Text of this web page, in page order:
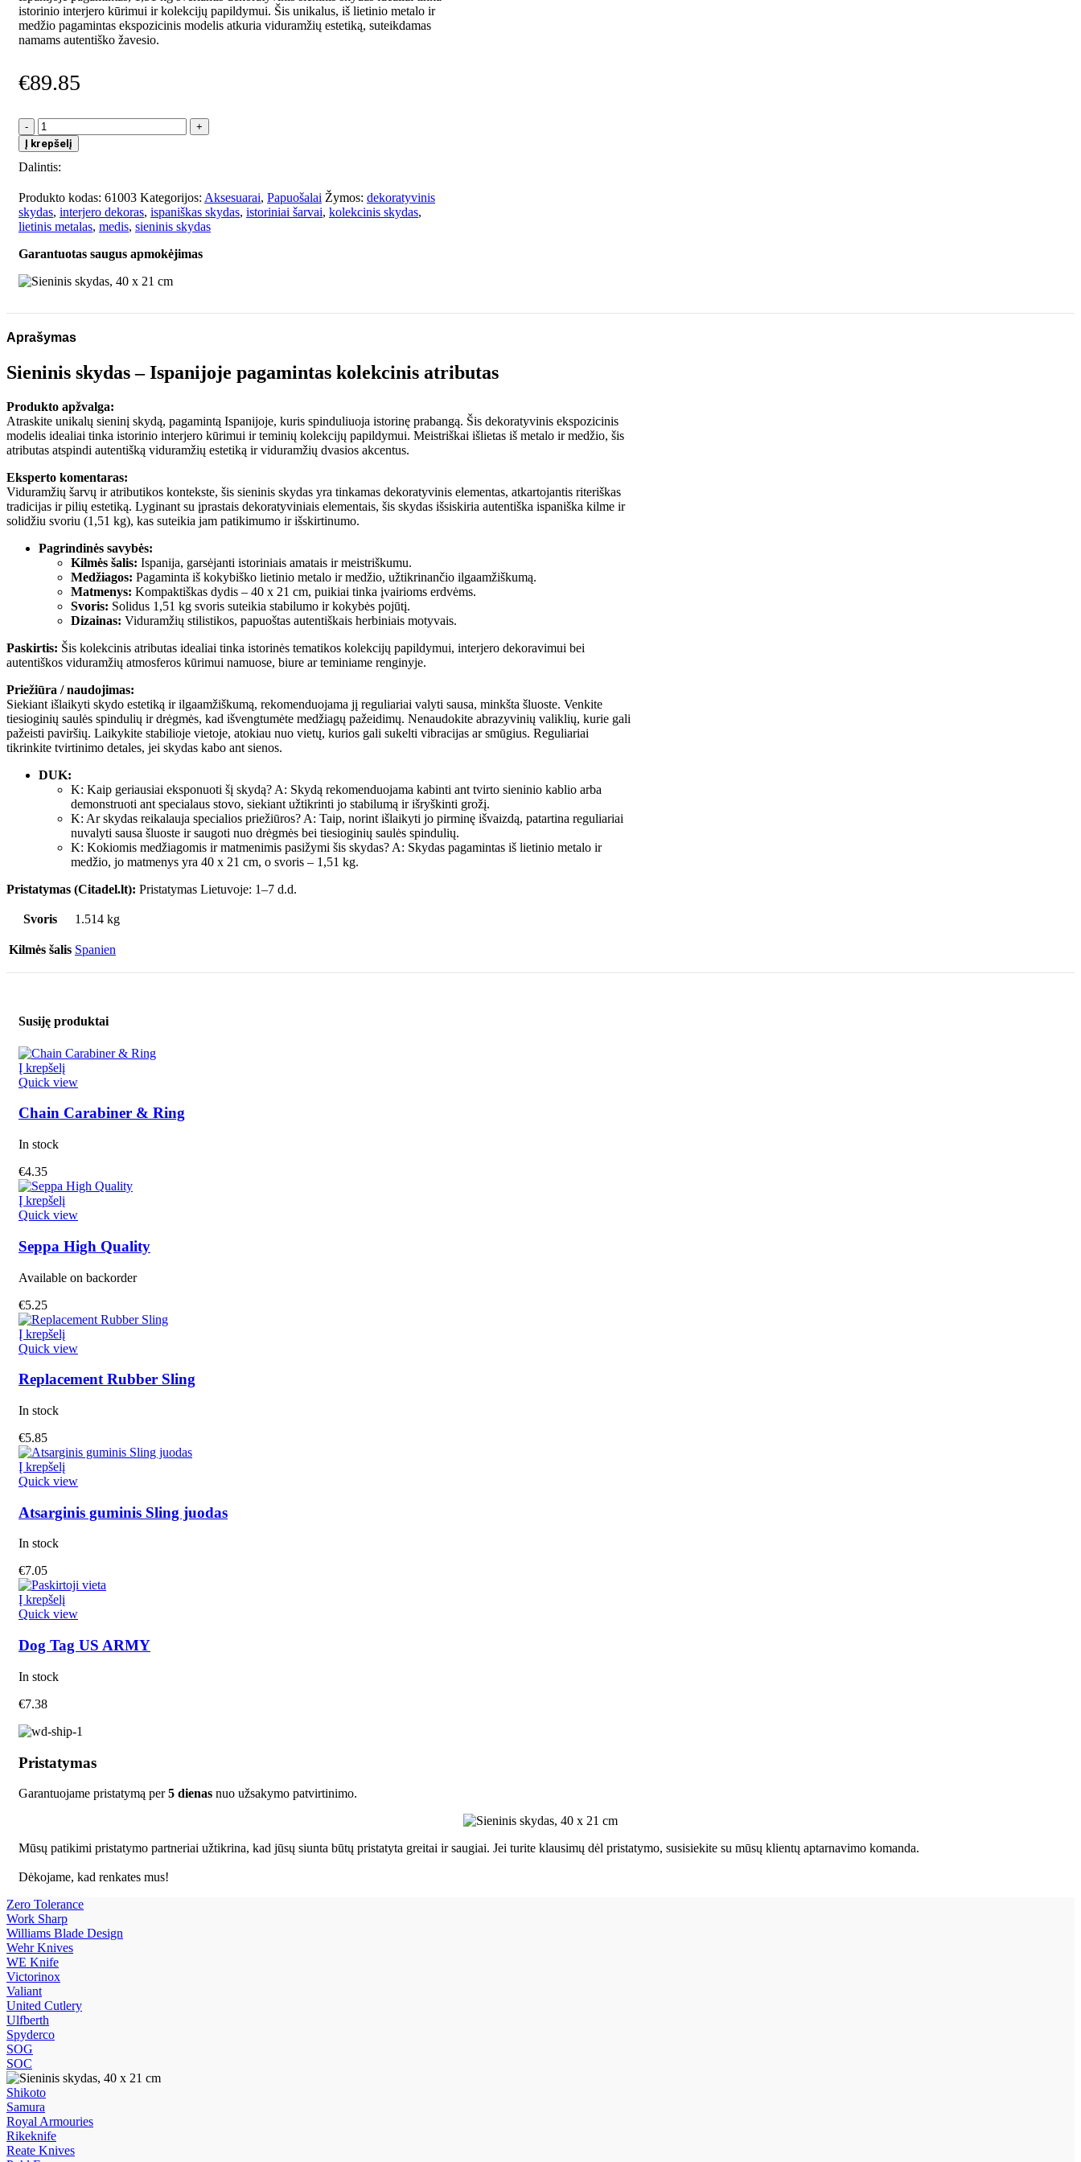
istorinio interjero kūrimui ir kolekcijų papildymui. Šis unikalus, iš lietinio metalo ir
medžio pagamintas ekspozicinis modelis atkuria viduramžių estetiką, suteikdamas
namams autentiško žavesio.
€89.85
produkto
kiekis:
Sieninis
skydas,
x
21
cm
Į krepšelį
Dalintis:
Produkto kodas: 61003 Kategorijos: Aksesuarai, Papuošalai Žymos: dekoratyvinis
skydas, interjero dekoras, ispaniškas skydas, istoriniai šarvai, kolekcinis skydas,
lietinis metalas, medis, sieninis skydas
Garantuotas saugus apmokėjimas
Aprašymas
Sieninis skydas – Ispanijoje pagamintas kolekcinis atributas
Produkto apžvalga:
Atraskite unikalų sieninį skydą, pagamintą Ispanijoje, kuris spinduliuoja istorinę prabangą. Šis dekoratyvinis ekspozicinis
modelis idealiai tinka istorinio interjero kūrimui ir teminių kolekcijų papildymui. Meistriškai išlietas iš metalo ir medžio, šis
atributas atspindi autentišką viduramžių estetiką ir viduramžių dvasios akcentus.
Eksperto komentaras:
Viduramžių šarvų ir atributikos kontekste, šis sieninis skydas yra tinkamas dekoratyvinis elementas, atkartojantis riteriškas
tradicijas ir pilių estetiką. Lyginant su įprastais dekoratyviniais elementais, šis skydas išsiskiria autentiška ispaniška kilme ir
solidžiu svoriu (1,51 kg), kas suteikia jam patikimumo ir išskirtinumo.
Pagrindinės savybės:
Kilmės šalis: Ispanija, garsėjanti istoriniais amatais ir meistriškumu.
Medžiagos: Pagaminta iš kokybiško lietinio metalo ir medžio, užtikrinančio ilgaamžiškumą.
Matmenys: Kompaktiškas dydis – 40 x 21 cm, puikiai tinka įvairioms erdvėms.
Svoris: Solidus 1,51 kg svoris suteikia stabilumo ir kokybės pojūtį.
Dizainas: Viduramžių stilistikos, papuoštas autentiškais herbiniais motyvais.
Paskirtis: Šis kolekcinis atributas idealiai tinka istorinės tematikos kolekcijų papildymui, interjero dekoravimui bei
autentiškos viduramžių atmosferos kūrimui namuose, biure ar teminiame renginyje.
Priežiūra / naudojimas:
Siekiant išlaikyti skydo estetiką ir ilgaamžiškumą, rekomenduojama jį reguliariai valyti sausa, minkšta šluoste. Venkite
tiesioginių saulės spindulių ir drėgmės, kad išvengtumėte medžiagų pažeidimų. Nenaudokite abrazyvinių valiklių, kurie gali
pažeisti paviršių. Laikykite stabilioje vietoje, atokiau nuo vietų, kurios gali sukelti vibracijas ar smūgius. Reguliariai
tikrinkite tvirtinimo detales, jei skydas kabo ant sienos.
DUK:
K: Kaip geriausiai eksponuoti šį skydą? A: Skydą rekomenduojama kabinti ant tvirto sieninio kablio arba
demonstruoti ant specialaus stovo, siekiant užtikrinti jo stabilumą ir išryškinti grožį.
K: Ar skydas reikalauja specialios priežiūros? A: Taip, norint išlaikyti jo pirminę išvaizdą, patartina reguliariai
nuvalyti sausa šluoste ir saugoti nuo drėgmės bei tiesioginių saulės spindulių.
K: Kokiomis medžiagomis ir matmenimis pasižymi šis skydas? A: Skydas pagamintas iš lietinio metalo ir
medžio, jo matmenys yra 40 x 21 cm, o svoris – 1,51 kg.
Pristatymas (Citadel.lt): Pristatymas Lietuvoje: 1–7 d.d.
Svoris 1.514 kg
Kilmės šalis Spanien
Susiję produktai
Į krepšelį
Quick view
Chain Carabiner & Ring
In stock
€4.35
Į krepšelį
Quick view
Seppa High Quality
Available on backorder
€5.25
Į krepšelį
Quick view
Replacement Rubber Sling
In stock
€5.85
Į krepšelį
Quick view
Atsarginis guminis Sling juodas
In stock
€7.05
Į krepšelį
Quick view
Dog Tag US ARMY
In stock
€7.38
Pristatymas
Garantuojame pristatymą per5 dienas nuo užsakymo patvirtinimo.
Mūsų patikimi pristatymo partneriai užtikrina, kad jūsų siunta būtų pristatyta greitai ir saugiai. Jei turite klausimų dėl pristatymo, susisiekite su mūsų klientų aptarnavimo komanda.
Dėkojame, kad renkates mus!
Zero Tolerance
Work Sharp
Williams Blade Design
Wehr Knives
WE Knife
Victorinox
Valiant
United Cutlery
Ulfberth
Spyderco
SOG
SOC
Shikoto
Samura
Royal Armouries
Rikeknife
Reate Knives